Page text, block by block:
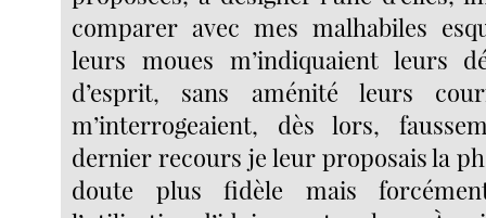
comparer avec mes malhabiles
leurs moues m’indiquaient leurs
d’esprit, sans aménité leurs
m’interrogeaient, dès lors,
dernier recours je leur proposais la
doute plus fidèle mais